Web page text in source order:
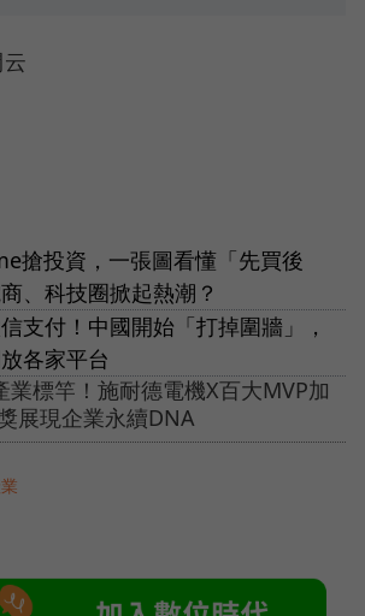
搶投資，一張圖看懂「先買後
、科技圈掀起熱潮？
支付！中國開始「打掉圍牆」，
各家平台
業標竿！施耐德電機X百大MVP加
展現企業永續DNA